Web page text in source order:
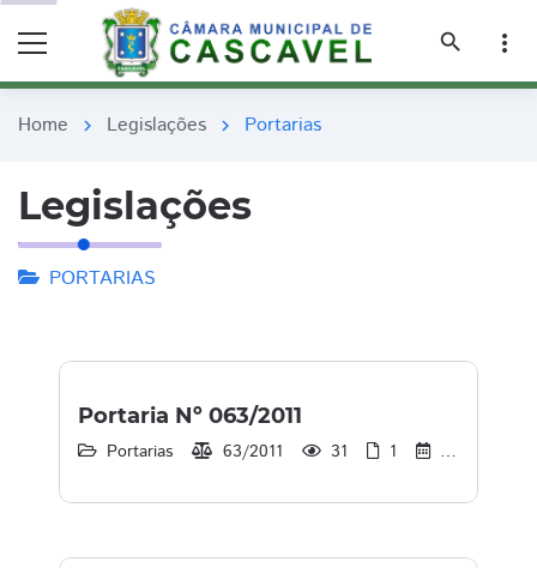
search
more_vert
Home chevron_right Legislações chevron_right Portarias
Legislações
PORTARIAS
Portaria Nº 063/2011
Portarias 63/2011 31 1 30/12/2013